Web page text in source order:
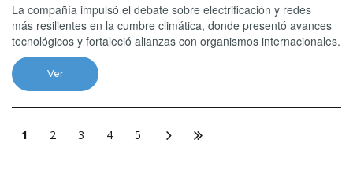
La compañía impulsó el debate sobre electrificación y redes
más resilientes en la cumbre climática, donde presentó avances
tecnológicos y fortaleció alianzas con organismos internacionales.
Ver
1 2 3 4 5